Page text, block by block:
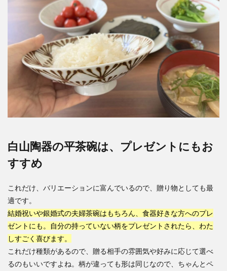
白山陶器の平茶碗は、プレゼントにもお
すすめ
これだけ、バリエーションに富んでいるので、贈り物としても最
適です。
結婚祝いや銀婚式の夫婦茶碗はもちろん、食器好きな方へのプレ
ゼントにも。自分の持っていない柄をプレゼントされたら、わた
しすごく喜びます。
これだけ種類があるので、贈る相手の雰囲気や好みに応じて選べ
るのもいいですよね。柄が違っても形は同じなので、ちゃんとペ